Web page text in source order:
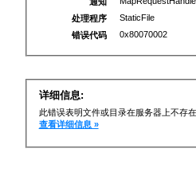
处理程序
StaticFile
错误代码
0x80070002
详细信息:
此错误表明文件或目录在服务器上不存
查看详细信息 »